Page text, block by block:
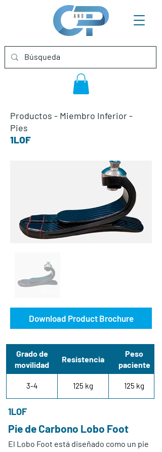
Productos - Miembro Inferior -
Pies
1LOF
Download Product Brochure
Grado de
movilidad
Resistencia
Peso
paciente
3-4 125 kg 125 kg
1LOF
Pie de Carbono Lobo Foot
El Lobo Foot está diseñado como un pie